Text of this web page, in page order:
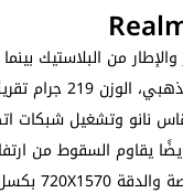
من البلاستيك
نانو وتشغيل شبكات